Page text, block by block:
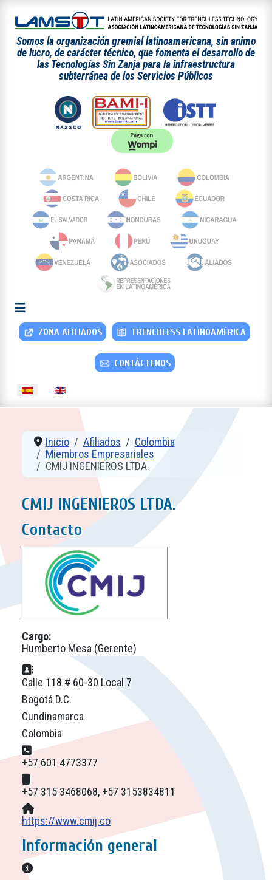
Somos la organización gremial latinoamericana, sin animo
de lucro, de carácter técnico, que fomenta el desarrollo de
las Tecnologías Sin Zanja para la infraestructura
subterránea de los Servicios Públicos
ZONA AFILIADOS TRENCHLESS LATINOAMÉRICA
CONTÁCTENOS
Seleccione su idioma
Inicio Afiliados
Colombia
Miembros Empresariales
CMIJ INGENIEROS LTDA.
CMIJ INGENIEROS LTDA.
Contacto
Cargo:
Humberto Mesa (Gerente)
Dirección postal:
Calle 118 # 60-30 Local 7
Bogotá D.C.
Cundinamarca
Colombia
Teléfono:
+57 601 4773377
Móvil:
+57 315 3468068, +57 3153834811
Sitio web:
https://www.cmij.co
Información general
Información general